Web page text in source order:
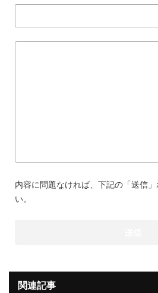
内容に問題なければ、下記の「送信
い。
関連記事